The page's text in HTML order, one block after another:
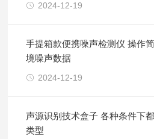
2024-12-19
手提箱款便携噪声检测仪 操作
境噪声数据
2024-12-19
声源识别技术盒子 各种条件下
类型